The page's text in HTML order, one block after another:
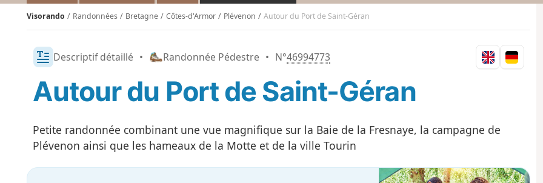
n
d
o
Visorando Randonnées Bretagne Côtes-d'Armor Plévenon Autour du Port de Saint-Géran
Descriptif détaillé • Randonnée Pédestre • N°46994773
Autour du Port de Saint-Géran
Petite randonnée combinant une vue magnifique sur la Baie de la Fresnaye, la campagne de
Plévenon ainsi que les hameaux de la Motte et de la ville Tourin